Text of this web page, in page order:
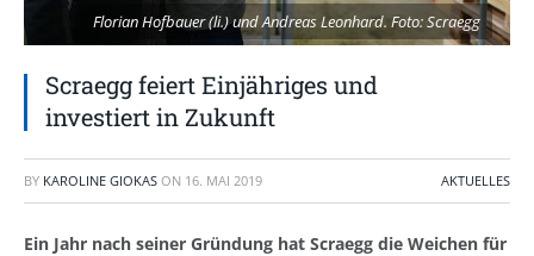
Florian Hofbauer (li.) und Andreas Leonhard. Foto: Scraegg
Scraegg feiert Einjähriges und
investiert in Zukunft
BY KAROLINE GIOKAS ON 16. MAI 2019 AKTUELLES
Ein Jahr nach seiner Gründung hat Scraegg die Weichen für